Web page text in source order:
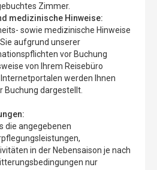
Zimmer.
medizinische Hinweise:
sowie medizinische Hinweise
aufgrund unserer
vor Buchung
von Ihrem Reisebüro
werden Ihnen
Buchung dargestellt.
die angegebenen
in der Nebensaison je nach
nur